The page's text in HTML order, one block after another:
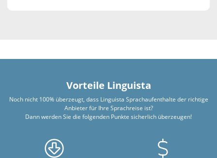
Vorteile Linguista
Noch nicht 100% überzeugt, dass Linguista Sprachaufenthalte der richtige
Anbieter für Ihre Sprachreise ist?
Dann werden Sie die folgenden Punkte sicherlich überzeugen!